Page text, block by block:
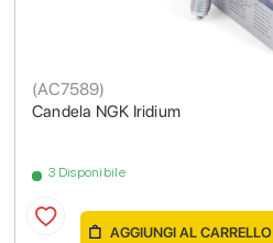
Candela NGK Iridium
(AC7589)
3 Disponibile
AGGIUNGI AL CARRELLO